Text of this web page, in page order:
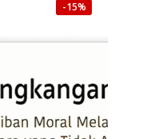
-15%